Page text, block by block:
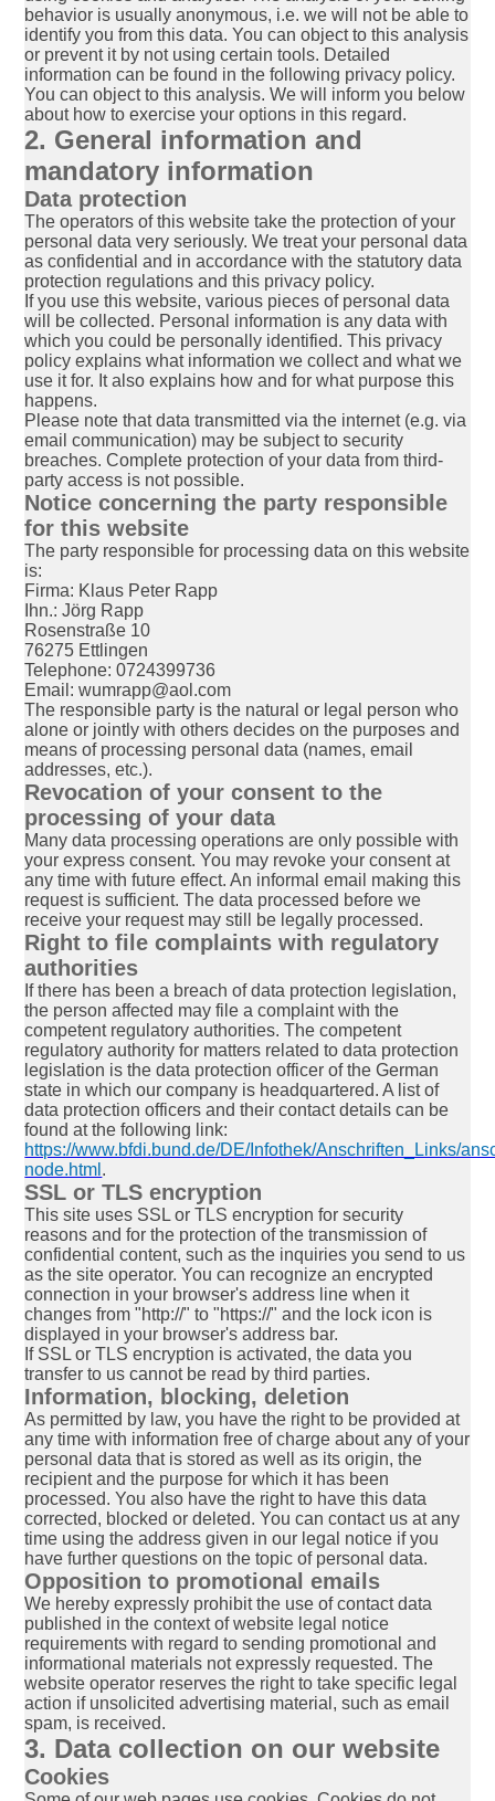
behavior is usually anonymous, i.e. we will not be able to
identify you from this data. You can object to this analysis
or prevent it by not using certain tools. Detailed
information can be found in the following privacy policy.
You can object to this analysis. We will inform you below
about how to exercise your options in this regard.
2. General information and
mandatory information
Data protection
The operators of this website take the protection of your
personal data very seriously. We treat your personal data
as confidential and in accordance with the statutory data
protection regulations and this privacy policy.
If you use this website, various pieces of personal data
will be collected. Personal information is any data with
which you could be personally identified. This privacy
policy explains what information we collect and what we
use it for. It also explains how and for what purpose this
happens.
Please note that data transmitted via the internet (e.g. via
email communication) may be subject to security
breaches. Complete protection of your data from third-
party access is not possible.
Notice concerning the party responsible
for this website
The party responsible for processing data on this website
is:
Firma: Klaus Peter Rapp
Ihn.: Jörg Rapp
Rosenstraße 10
76275 Ettlingen
Telephone: 0724399736
Email: wumrapp@aol.com
The responsible party is the natural or legal person who
alone or jointly with others decides on the purposes and
means of processing personal data (names, email
addresses, etc.).
Revocation of your consent to the
processing of your data
Many data processing operations are only possible with
your express consent. You may revoke your consent at
any time with future effect. An informal email making this
request is sufficient. The data processed before we
receive your request may still be legally processed.
Right to file complaints with regulatory
authorities
If there has been a breach of data protection legislation,
the person affected may file a complaint with the
competent regulatory authorities. The competent
regulatory authority for matters related to data protection
legislation is the data protection officer of the German
state in which our company is headquartered. A list of
data protection officers and their contact details can be
found at the following link:
https://www.bfdi.bund.de/DE/Infothek/Anschriften_Links/
node.html .
SSL or TLS encryption
This site uses SSL or TLS encryption for security
reasons and for the protection of the transmission of
confidential content, such as the inquiries you send to us
as the site operator. You can recognize an encrypted
connection in your browser's address line when it
changes from "http://" to "https://" and the lock icon is
displayed in your browser's address bar.
If SSL or TLS encryption is activated, the data you
transfer to us cannot be read by third parties.
Information, blocking, deletion
As permitted by law, you have the right to be provided at
any time with information free of charge about any of your
personal data that is stored as well as its origin, the
recipient and the purpose for which it has been
processed. You also have the right to have this data
corrected, blocked or deleted. You can contact us at any
time using the address given in our legal notice if you
have further questions on the topic of personal data.
Opposition to promotional emails
We hereby expressly prohibit the use of contact data
published in the context of website legal notice
requirements with regard to sending promotional and
informational materials not expressly requested. The
website operator reserves the right to take specific legal
action if unsolicited advertising material, such as email
spam, is received.
3. Data collection on our website
Cookies